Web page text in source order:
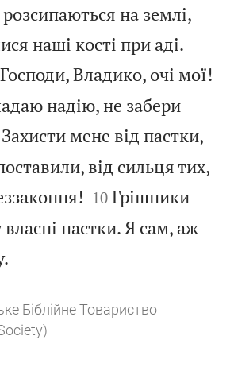
на землі,
наші кості при аді.
Владико, очі мої!
надію, не забери
Захисти мене від пастки,
від сильця тих,


10 Грішники
пастки. Я сам, аж
Біблійне Товариство